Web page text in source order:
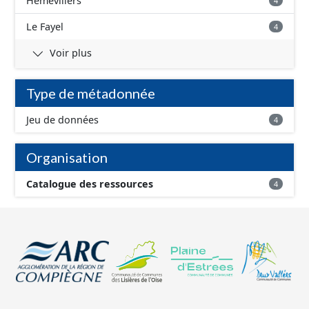
Le Fayel 4
Voir plus
Type de métadonnée
Jeu de données 4
Organisation
Catalogue des ressources 4